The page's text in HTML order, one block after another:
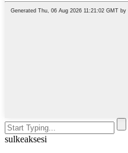
sulkeaksesi